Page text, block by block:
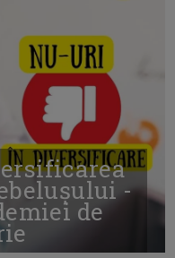
-
de